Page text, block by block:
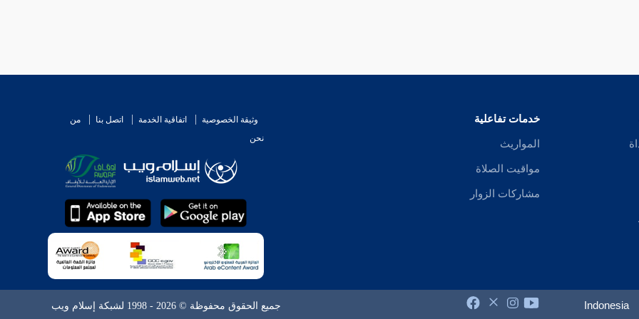
خدمات تفاعلية
المواريث
مواقيت الصلاة
مشاركات الزوار
وثيقة الخصوصية اتفاقية الخدمة اتصل بنا
من
نحن
Indonesia جميع الحقوق محفوظة © 2026 - 1998 لشبكة إسلام ويب